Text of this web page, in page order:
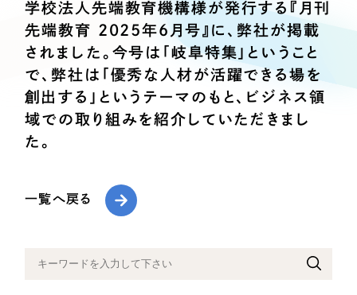
選ばれる理由
サービス
Service
サービス紹介
コーポレートサイト制作
ECサイト制作
ブランドサイト制作
ブランディング支援
すべて （624件）
コーポレート・企業サイト
求人・採用サイト （61件）
学校法人先端教育機構様が発行する『月刊
先端教育 2025年6月号』に、弊社が掲載
されました。今号は「岐阜特集」ということ
で、弊社は「優秀な人材が活躍できる場を
創出する」というテーマのもと、ビジネス領
域での取り組みを紹介していただきまし
た。
一覧へ戻る